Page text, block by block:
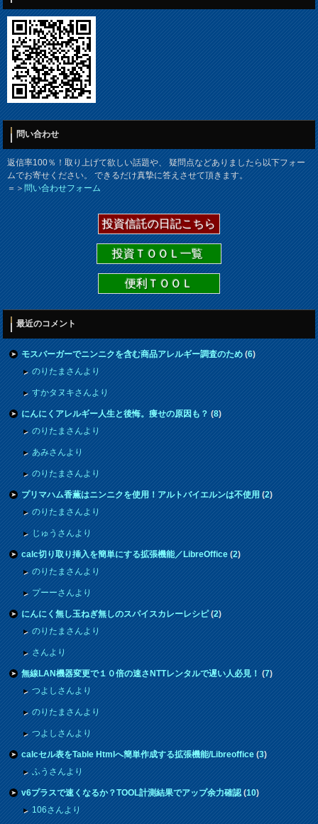
問い合わせ
返信率100％！取り上げて欲しい話題や、 疑問点などありましたら以下フォー
ムでお寄せください。 できるだけ真摯に答えさせて頂きます。
＝＞問い合わせフォーム
投資信託の日記こちら
投資ＴＯＯＬ一覧
便利ＴＯＯＬ
最近のコメント
モスバーガーでニンニクを含む商品アレルギー調査のため(6)
のりたまさんより
すかタヌキさんより
にんにくアレルギー人生と後悔。痩せの原因も？(8)
のりたまさんより
あみさんより
のりたまさんより
プリマハム香薫はニンニクを使用！アルトバイエルンは不使用(2)
のりたまさんより
じゅうさんより
calc切り取り挿入を簡単にする拡張機能／LibreOffice(2)
のりたまさんより
プーーさんより
にんにく無し玉ねぎ無しのスパイスカレーレシピ(2)
のりたまさんより
さんより
無線LAN機器変更で１０倍の速さNTTレンタルで遅い人必見！(7)
つよしさんより
のりたまさんより
つよしさんより
calcセル表をTable Htmlへ簡単作成する拡張機能/Libreoffice(3)
ふうさんより
v6プラスで速くなるか？TOOL計測結果でアップ余力確認(10)
106さんより